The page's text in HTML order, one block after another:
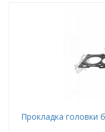
Прокладка головки